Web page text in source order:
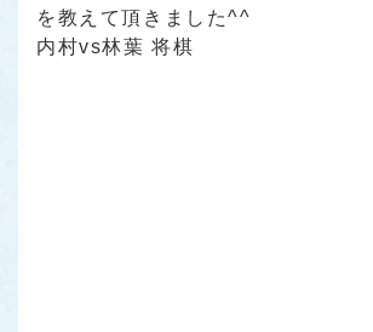
を教えて頂きました^^
内村vs林葉 将棋